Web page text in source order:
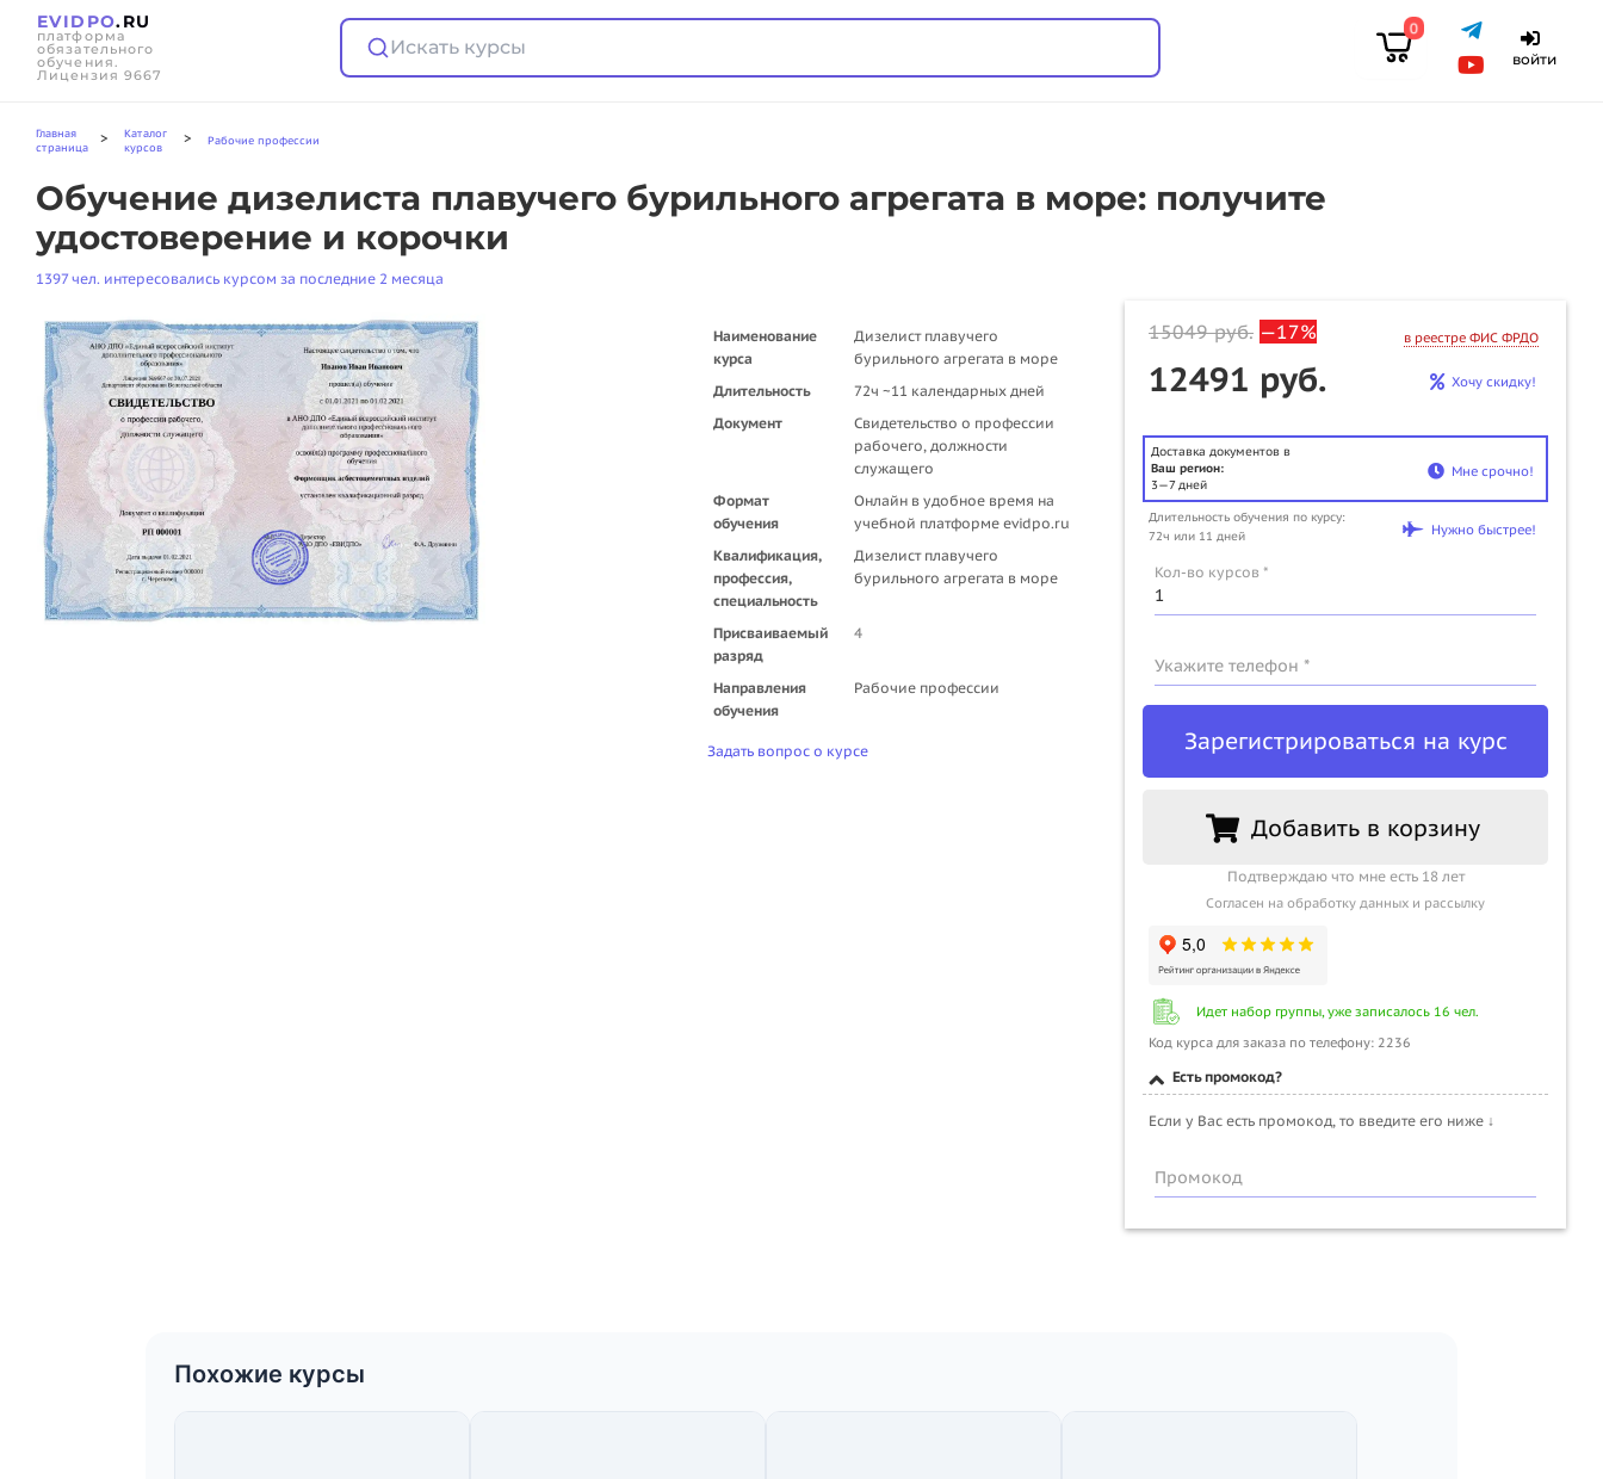
EVIDPO.RU
платформа
обязательного
обучения.
Лицензия 9667
Искать курсы
0
войти
Главная
страница
>
Каталог
курсов
> Рабочие профессии
Обучение дизелиста плавучего бурильного агрегата в море: получите
удостоверение и корочки
1397 чел. интересовались курсом за последние 2 месяца
Наименование
курса
Дизелист плавучего
бурильного агрегата в море
Длительность
72ч ~11 календарных дней
Документ
Свидетельство о профессии
рабочего, должности
служащего
Формат
обучения
Онлайн в удобное время на
учебной платформе evidpo.ru
Квалификация,
профессия,
специальность
Дизелист плавучего
бурильного агрегата в море
Присваиваемый
разряд
4
Направления
обучения
Рабочие профессии
Задать вопрос о курсе
15049руб. —17% в реестре ФИС ФРДО
12491 руб. Хочу скидку!
Доставка документов в
Ваш регион:
3—7 дней
Мне срочно!
Длительность обучения по курсу:
72ч или 11 дней
Нужно быстрее!
Кол-во курсов *
Укажите телефон *
Зарегистрироваться на курс
Добавить в корзину
Подтверждаю что мне есть 18 лет
Согласен на обработку данных и рассылку
Идет набор группы, уже записалось 16 чел.
Код курса для заказа по телефону: 2236
Есть промокод?
Если у Вас есть промокод, то введите его ниже ↓
Промокод
Похожие курсы